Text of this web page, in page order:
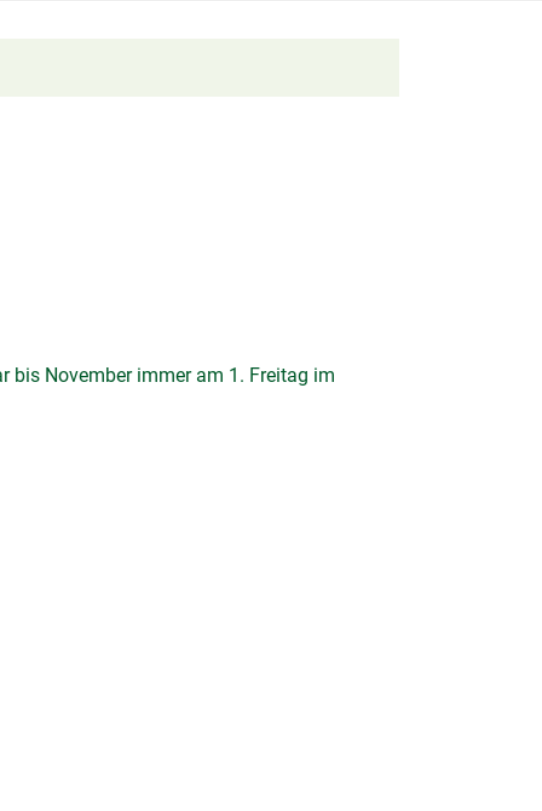
bis November immer am 1. Freitag im